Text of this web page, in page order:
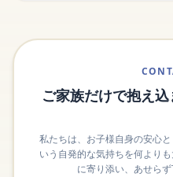
ご家族だけで抱え
私たちは、お子様自身の安心
いう自発的な気持ちを何より
に寄り添い、あせら